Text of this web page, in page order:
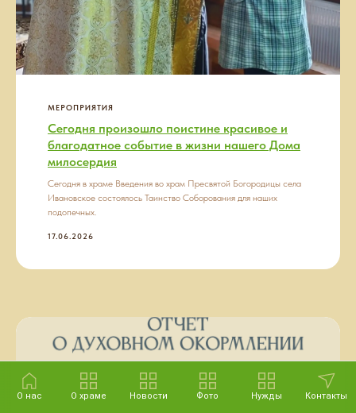
О нас О храме Новости Фото Нужды Контакты
МЕРОПРИЯТИЯ
Сегодня произошло поистине красивое и
благодатное событие в жизни нашего Дома
милосердия
Сегодня в храме Введения во храм Пресвятой Богородицы села
Ивановское состоялось Таинство Соборования для наших
подопечных.
17.06.2026